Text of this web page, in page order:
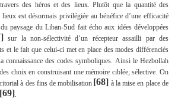
des héros et des lieux. Plutôt que la quantité des
lieux est désormais privilégiée au bénéfice d’une efficacité
paysage du Liban-Sud fait écho aux idées développées
sur la non-sélectivité d’un récepteur assailli par des
et le fait que celui-ci met en place des modes différenciés
connaissance des codes symboliques. Ainsi le Hezbollah
choix en construisant une mémoire ciblée, sélective. On
à des fins de mobilisation [68] à la mise en place de
[69].